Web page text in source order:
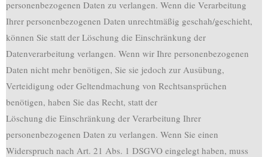
personenbezogenen Daten zu verlangen. Wenn die Verarbeitung
Ihrer personenbezogenen Daten unrechtmäßig geschah/geschieht,
können Sie statt der Löschung die Einschränkung der
Datenverarbeitung verlangen. Wenn wir Ihre personenbezogenen
Daten nicht mehr benötigen, Sie sie jedoch zur Ausübung,
Verteidigung oder Geltendmachung von Rechtsansprüchen
benötigen, haben Sie das Recht, statt der
Löschung die Einschränkung der Verarbeitung Ihrer
personenbezogenen Daten zu verlangen. Wenn Sie einen
Widerspruch nach Art. 21 Abs. 1 DSGVO eingelegt haben, muss